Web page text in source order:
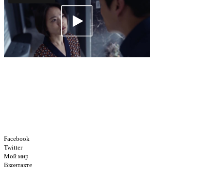
Facebook
Twitter
Мой мир
Вконтакте